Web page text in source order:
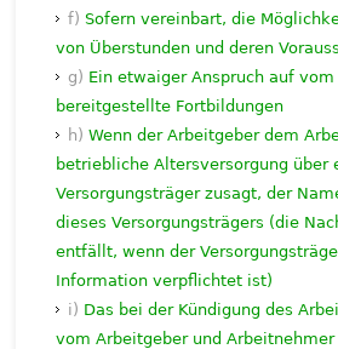
f)Sofern vereinbart, die
von Überstunden und deren
g) Ein etwaiger Anspruch auf
bereitgestellte Fortbildungen
h)Wenn der Arbeitgeber dem
betriebliche Altersversorgung über
Versorgungsträger zusagt, der
dieses Versorgungsträgers (die
entfällt, wenn der
Information verpflichtet ist)
i) Das bei der Kündigung des
vom Arbeitgeber und